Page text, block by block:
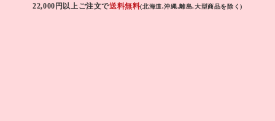
22,000円以上ご注文で送料無料(北海道,沖縄,離島,大型商品を除く)